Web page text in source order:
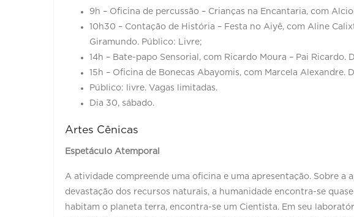
9h – Oficina de percussão – Crianças na Encantaria, com
10h30 – Contação de História – Festa no Aiyê, com Aline
Giramundo. Público: Livre;
14h – Bate-papo Sensorial, com Ricardo Moura – Pai Ricardo.
15h – Oficina de Bonecas Abayomis, com Marcela Alexandre.
Público: livre. Vagas limitadas.
Dia 30, sábado.
Artes Cênicas
Espetáculo Atemporal
A atividade compreende uma oficina e uma apresentação. Sobre a
devastação dos recursos naturais, a humanidade encontra-se
habitam o planeta terra, encontra-se um Cientista. Em seu